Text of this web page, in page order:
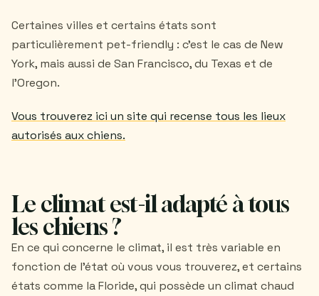
Certaines villes et certains états sont
particulièrement pet-friendly : c'est le cas de New
York, mais aussi de San Francisco, du Texas et de
l'Oregon.
Vous trouverez ici un site qui recense tous les lieux
autorisés aux chiens.
Le climat est-il adapté à tous
les chiens ?
En ce qui concerne le climat, il est très variable en
fonction de l'état où vous vous trouverez, et certains
états comme la Floride, qui possède un climat chaud